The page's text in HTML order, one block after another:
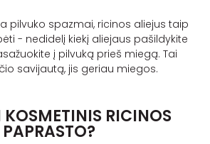
pilvuko spazmai, ricinos aliejus taip
- nedidelį kiekį aliejaus pašildykite
į pilvuką prieš miegą. Tai
savijautą, jis geriau miegos.
KOSMETINIS RICINOS